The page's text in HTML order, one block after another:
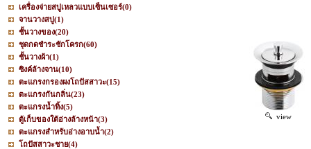
เครื่องจ่ายสบู่เหลวแบบเซ็นเซอร์(0)
จานวางสบู่(1)
ชั้นวางของ(20)
ชุดกดชำระชักโครก(60)
ชั้นวางผ้า(1)
ซิงค์ล้างจาน(10)
ตะแกรงกรองผงโถปัสสาวะ(15)
ตะแกรงกันกลิ่น(23)
ตะแกรงน้ำทิ้ง(5)
ตู้เก็บของใต้อ่างล้างหน้า(3)
ตะแกรงสำหรับอ่างอาบน้ำ(2)
โถปัสสาวะชาย(4)
view